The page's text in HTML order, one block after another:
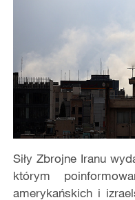
Siły Zbrojne Iranu
którym
amerykańskich i